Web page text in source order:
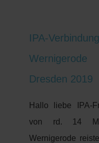
IPA-
Wernigerode
Dresden 2019
Hallo liebe IPA-
von rd. 14
Wernigerode